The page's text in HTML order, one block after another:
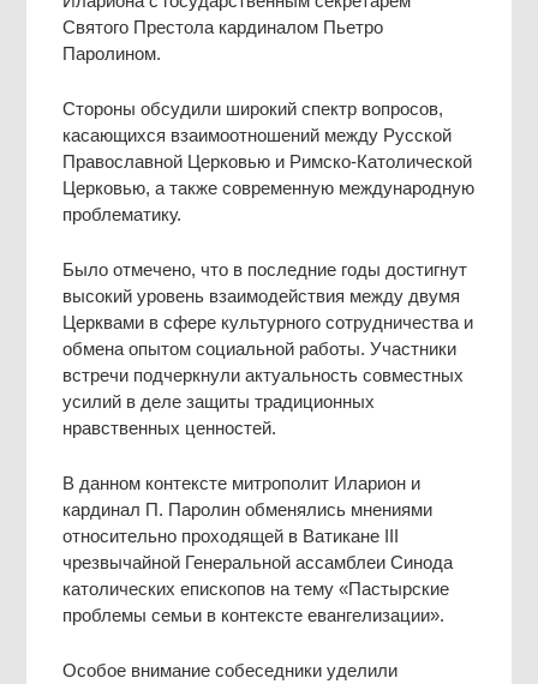
Святого Престола кардиналом Пьетро
Паролином.
Стороны обсудили широкий спектр вопросов,
касающихся взаимоотношений между Русской
Православной Церковью и Римско-Католической
Церковью, а также современную международную
проблематику.
Было отмечено, что в последние годы достигнут
высокий уровень взаимодействия между двумя
Церквами в сфере культурного сотрудничества и
обмена опытом социальной работы. Участники
встречи подчеркнули актуальность совместных
усилий в деле защиты традиционных
нравственных ценностей.
В данном контексте митрополит Иларион и
кардинал П. Паролин обменялись мнениями
относительно проходящей в Ватикане III
чрезвычайной Генеральной ассамблеи Синода
католических епископов на тему «Пастырские
проблемы семьи в контексте евангелизации».
Особое внимание собеседники уделили